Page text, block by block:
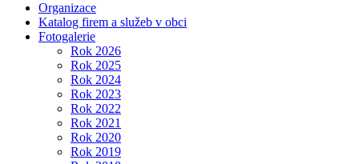
Organizace
Katalog firem a služeb v obci
Fotogalerie
Rok 2026
Rok 2025
Rok 2024
Rok 2023
Rok 2022
Rok 2021
Rok 2020
Rok 2019